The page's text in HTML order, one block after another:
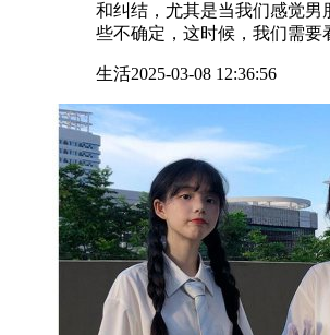
和纠结，尤其是当我们感觉男
些不确定，这时候，我们需要
生活2025-03-08 12:36:56